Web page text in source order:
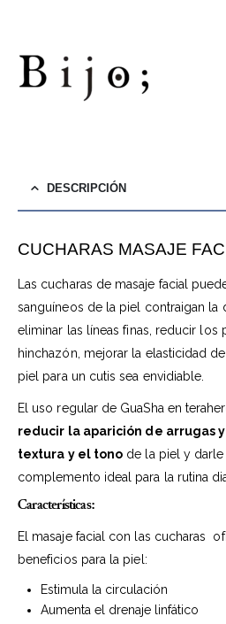
DESCRIPCIÓN
CUCHARAS MASAJE
Las cucharas de masaje facial
sanguíneos de la piel contraigan la
eliminar las líneas finas, reducir los
hinchazón, mejorar la elasticidad
piel para un cutis sea envidiable.
El uso regular de GuaSha en
reducir la aparición de arrugas
textura y el tono de la piel y darle
complemento ideal para la rutina
Características:
El masaje facial con las cucharas
beneficios para la piel:
Estimula la circulación
Aumenta el drenaje linfático